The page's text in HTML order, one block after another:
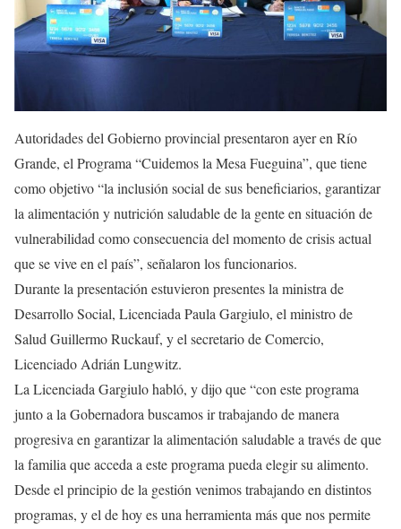
Autoridades del Gobierno provincial presentaron ayer en Río
Grande, el Programa “Cuidemos la Mesa Fueguina”, que tiene
como objetivo “la inclusión social de sus beneficiarios, garantizar
la alimentación y nutrición saludable de la gente en situación de
vulnerabilidad como consecuencia del momento de crisis actual
que se vive en el país”, señalaron los funcionarios.
Durante la presentación estuvieron presentes la ministra de
Desarrollo Social, Licenciada Paula Gargiulo, el ministro de
Salud Guillermo Ruckauf, y el secretario de Comercio,
Licenciado Adrián Lungwitz.
La Licenciada Gargiulo habló, y dijo que “con este programa
junto a la Gobernadora buscamos ir trabajando de manera
progresiva en garantizar la alimentación saludable a través de que
la familia que acceda a este programa pueda elegir su alimento.
Desde el principio de la gestión venimos trabajando en distintos
programas, y el de hoy es una herramienta más que nos permite